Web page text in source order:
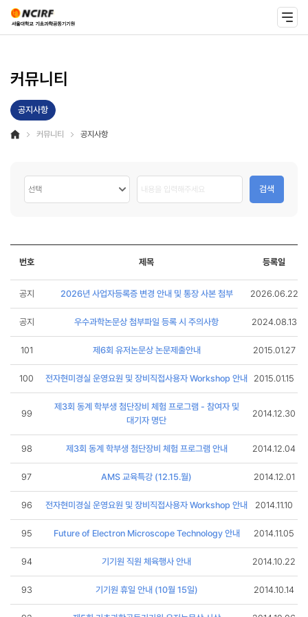
커뮤니티
공지사항
커뮤니티 공지사항
검색
번호 제목 등록일
공지 2026년 사업자등록증 변경 안내 및 통장 사본 첨부 2026.06.22
공지 우수과학논문상 첨부파일 등록 시 주의사항 2024.08.13
101 제6회 유저논문상 논문제출안내 2015.01.27
100 전자현미경실 운영요원 및 장비직접사용자 Workshop 안내 2015.01.15
99
제3회 동계 학부생 첨단장비 체험 프로그램 - 참여자 및
대기자 명단
2014.12.30
98 제3회 동계 학부생 첨단장비 체험 프로그램 안내 2014.12.04
97 AMS 교육특강 (12.15.월) 2014.12.01
96 전자현미경실 운영요원 및 장비직접사용자 Workshop 안내 2014.11.10
95 Future of Electron Microscope Technology 안내 2014.11.05
94 기기원 직원 체육행사 안내 2014.10.22
93 기기원 휴일 안내 (10월 15일) 2014.10.14